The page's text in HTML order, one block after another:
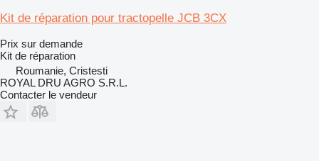
Kit de réparation pour tractopelle JCB 3CX
Prix sur demande
Kit de réparation
Roumanie, Cristesti
ROYAL DRU AGRO S.R.L.
Contacter le vendeur